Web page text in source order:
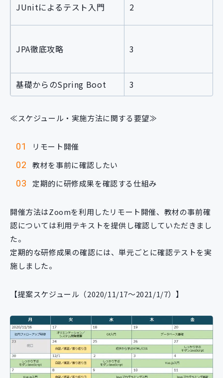
JUnitによるテスト入門 2
JPA徹底攻略 3
基礎からのSpring Boot 3
≪スケジュール・実施方法に関する要望≫
リモート開催
教材を事前に確認したい
定期的に研修成果を確認する仕組み
開催方法はZoomを利用したリモート開催、教材の事前確
認については利用テキストを提供し確認していただきまし
た。
定期的な研修成果の確認には、単元ごとに確認テストを実
施しました。
【提案スケジュール（2020/11/17～2021/1/7）】